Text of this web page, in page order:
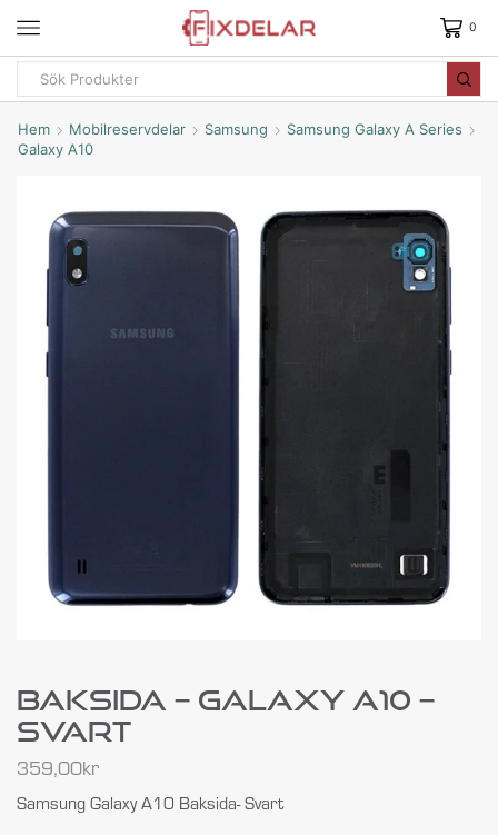
0
Hem Mobilreservdelar Samsung
Samsung Galaxy A Series
Galaxy A10
Baksida – Galaxy A10 –
Svart
359,00kr
Samsung Galaxy A10 Baksida- Svart